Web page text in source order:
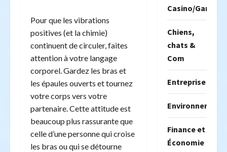
Pour que les vibrations
positives (et la chimie)
continuent de circuler, faites
attention à votre langage
corporel. Gardez les bras et
les épaules ouverts et tournez
votre corps vers votre
partenaire. Cette attitude est
beaucoup plus rassurante que
celle d’une personne qui croise
les bras ou qui se détourne
Casino/
Chiens,
chats &
Com
Entreprise
Environnement
Finance et
Économie